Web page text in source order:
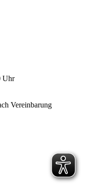
Uhr
Vereinbarung